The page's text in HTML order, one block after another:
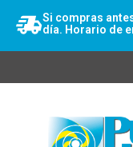
Si compras
día. Horario de